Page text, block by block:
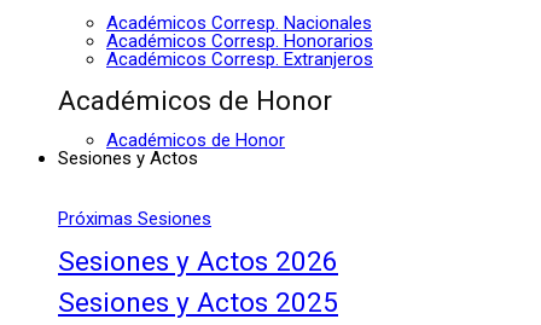
Académicos Corresp. Nacionales
Académicos Corresp. Honorarios
Académicos Corresp. Extranjeros
Académicos de Honor
Académicos de Honor
Sesiones y Actos
Próximas Sesiones
Sesiones y Actos 2026
Sesiones y Actos 2025